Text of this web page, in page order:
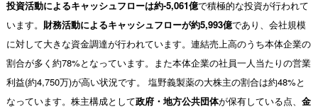
投資活動によるキャッシュフローは約-5,061億で積極的な投資が行われて
います。 財務活動によるキャッシュフローが約5,993億であり、会社規模
に対して大きな資金調達が行われています。連結売上高のうち本体企業の
割合が多く約78%となっています。また本体企業の社員一人当たりの営業
利益(約4,750万)が高い状況です。 塩野義製薬の大株主の割合は約48%と
なっています。株主構成として政府・地方公共団体が保有している点、 金